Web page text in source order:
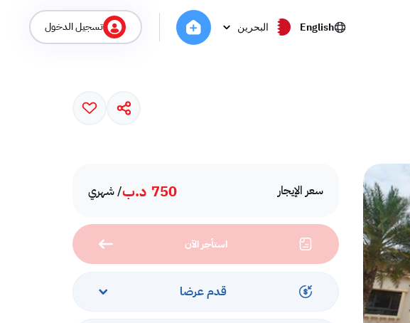
English البحرين تسجيل الدخول
سعر الإيجار 750 د.ب/ شهري
استأجر الآن
قدم عرضا